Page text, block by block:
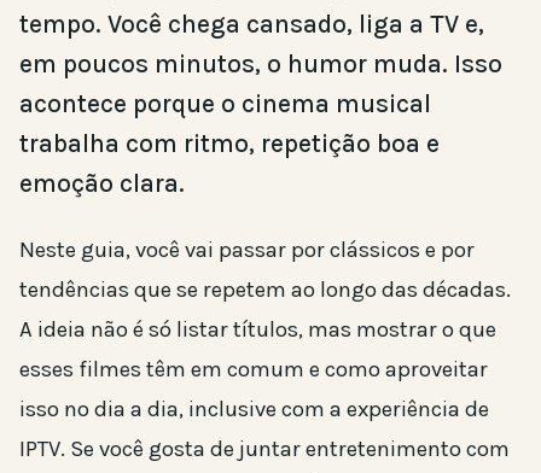
tempo. Você chega cansado, liga a TV e,
em poucos minutos, o humor muda. Isso
acontece porque o cinema musical
trabalha com ritmo, repetição boa e
emoção clara.
Neste guia, você vai passar por clássicos e por
tendências que se repetem ao longo das décadas.
A ideia não é só listar títulos, mas mostrar o que
esses filmes têm em comum e como aproveitar
isso no dia a dia, inclusive com a experiência de
IPTV. Se você gosta de juntar entretenimento com